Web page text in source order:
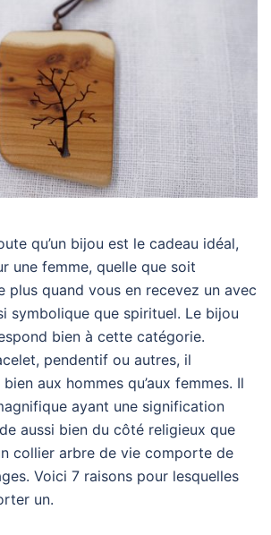
qu’un bijou est le cadeau idéal,
une femme, quelle que soit
plus quand vous en recevez un avec
symbolique que spirituel. Le bijou
bien à cette catégorie.
pendentif ou autres, il
aux hommes qu’aux femmes. Il
ayant une signification
aussi bien du côté religieux que
collier arbre de vie comporte de
Voici 7 raisons pour lesquelles
un.